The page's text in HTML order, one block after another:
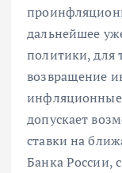
дальнейшее
политики, для
возвращение
инфляционные
допускает
ставки на
Банка России,